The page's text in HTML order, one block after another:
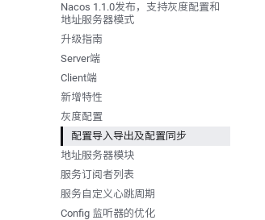
Nacos 1.1.0发布，支持灰度配置和
地址服务器模式
升级指南
Server端
Client端
新增特性
灰度配置
配置导入导出及配置同步
地址服务器模块
服务订阅者列表
服务自定义心跳周期
Config 监听器的优化